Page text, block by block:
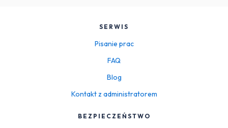
SERWIS
Pisanie prac
FAQ
Blog
Kontakt z administratorem
BEZPIECZEŃSTWO